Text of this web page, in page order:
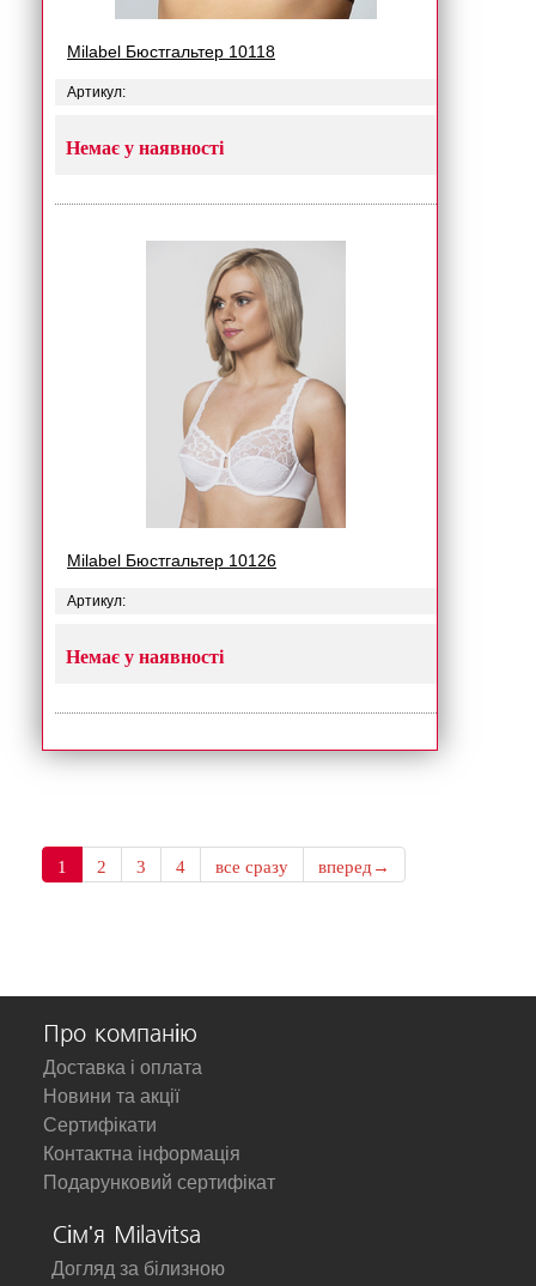
Milabel Бюстгальтер 10118
Артикул:
Немає у наявності
Milabel Бюстгальтер 10126
Артикул:
Немає у наявності
1 2 3 4 все сразу вперед→
Про компанію
Доставка і оплата
Новини та акції
Сертифікати
Контактна інформація
Подарунковий сертифікат
Сім'я Milavitsa
Догляд за білизною